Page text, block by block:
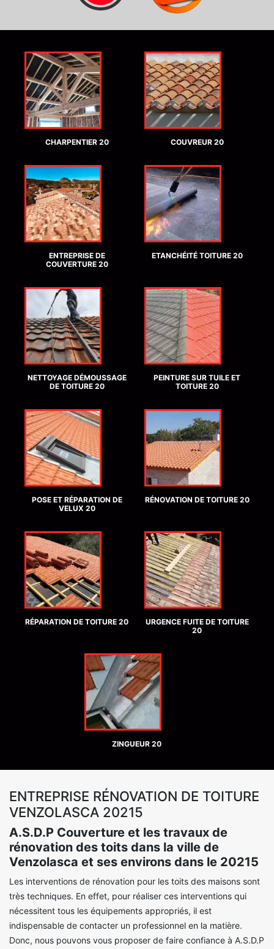
CHARPENTIER 20 COUVREUR 20
ENTREPRISE DE
COUVERTURE 20
ETANCHÉITÉ TOITURE 20
NETTOYAGE DÉMOUSSAGE
DE TOITURE 20
PEINTURE SUR TUILE ET
TOITURE 20
POSE ET RÉPARATION DE
VELUX 20
RÉNOVATION DE TOITURE 20
RÉPARATION DE TOITURE 20
URGENCE FUITE DE TOITURE
20
ZINGUEUR 20
ENTREPRISE RÉNOVATION DE TOITURE
VENZOLASCA 20215
A.S.D.P Couverture et les travaux de
rénovation des toits dans la ville de
Venzolasca et ses environs dans le 20215
Les interventions de rénovation pour les toits des maisons sont
très techniques. En effet, pour réaliser ces interventions qui
nécessitent tous les équipements appropriés, il est
indispensable de contacter un professionnel en la matière.
Donc, nous pouvons vous proposer de faire confiance à A.S.D.P